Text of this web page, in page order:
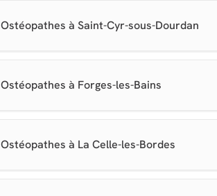
Ostéopathes à Saint-Cyr-sous-Dourdan
Ostéopathes à Forges-les-Bains
Ostéopathes à La Celle-les-Bordes